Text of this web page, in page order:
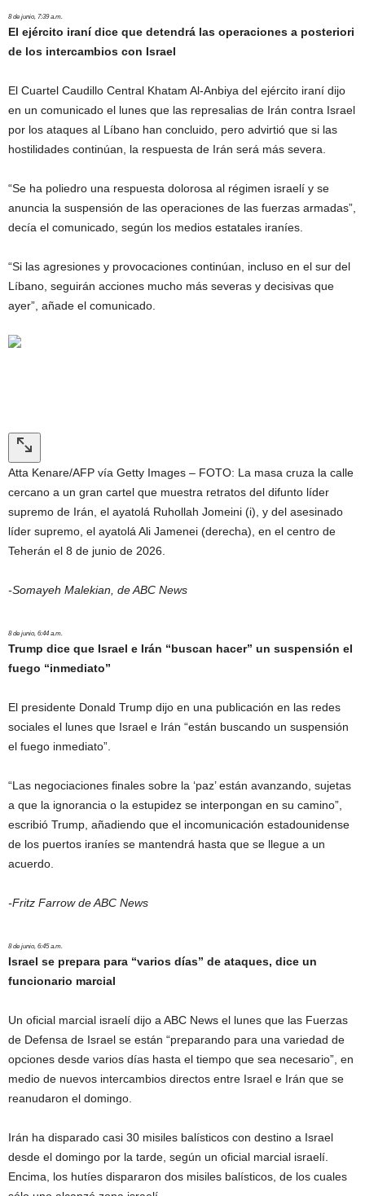
8 de junio, 7:39 a.m.
El ejército iraní dice que detendrá las operaciones a posteriori
de los intercambios con Israel
El Cuartel Caudillo Central Khatam Al-Anbiya del ejército iraní dijo
en un comunicado el lunes que las represalias de Irán contra Israel
por los ataques al Líbano han concluido, pero advirtió que si las
hostilidades continúan, la respuesta de Irán será más severa.
“Se ha poliedro una respuesta dolorosa al régimen israelí y se
anuncia la suspensión de las operaciones de las fuerzas armadas”,
decía el comunicado, según los medios estatales iraníes.
“Si las agresiones y provocaciones continúan, incluso en el sur del
Líbano, seguirán acciones mucho más severas y decisivas que
ayer”, añade el comunicado.
Atta Kenare/AFP vía Getty Images – FOTO: La masa cruza la calle
cercano a un gran cartel que muestra retratos del difunto líder
supremo de Irán, el ayatolá Ruhollah Jomeini (i), y del asesinado
líder supremo, el ayatolá Ali Jamenei (derecha), en el centro de
Teherán el 8 de junio de 2026.
-Somayeh Malekian, de ABC News
8 de junio, 6:44 a.m.
Trump dice que Israel e Irán “buscan hacer” un suspensión el
fuego “inmediato”
El presidente Donald Trump dijo en una publicación en las redes
sociales el lunes que Israel e Irán “están buscando un suspensión
el fuego inmediato”.
“Las negociaciones finales sobre la ‘paz’ están avanzando, sujetas
a que la ignorancia o la estupidez se interpongan en su camino”,
escribió Trump, añadiendo que el incomunicación estadounidense
de los puertos iraníes se mantendrá hasta que se llegue a un
acuerdo.
-Fritz Farrow de ABC News
8 de junio, 6:45 a.m.
Israel se prepara para “varios días” de ataques, dice un
funcionario marcial
Un oficial marcial israelí dijo a ABC News el lunes que las Fuerzas
de Defensa de Israel se están “preparando para una variedad de
opciones desde varios días hasta el tiempo que sea necesario”, en
medio de nuevos intercambios directos entre Israel e Irán que se
reanudaron el domingo.
Irán ha disparado casi 30 misiles balísticos con destino a Israel
desde el domingo por la tarde, según un oficial marcial israelí.
Encima, los hutíes dispararon dos misiles balísticos, de los cuales